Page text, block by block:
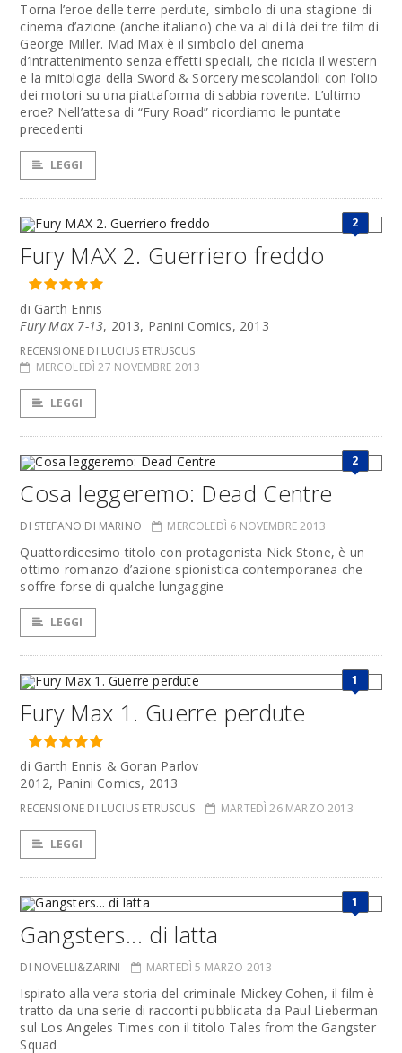
Torna l’eroe delle terre perdute, simbolo di una stagione di
cinema d’azione (anche italiano) che va al di là dei tre film di
George Miller. Mad Max è il simbolo del cinema
d’intrattenimento senza effetti speciali, che ricicla il western
e la mitologia della Sword & Sorcery mescolandoli con l’olio
dei motori su una piattaforma di sabbia rovente. L’ultimo
eroe? Nell’attesa di “Fury Road” ricordiamo le puntate
precedenti
LEGGI
2
Fury MAX 2. Guerriero freddo
di Garth Ennis
Fury Max 7-13, 2013, Panini Comics, 2013
RECENSIONE DI LUCIUS ETRUSCUS
MERCOLEDÌ 27 NOVEMBRE 2013
LEGGI
2
Cosa leggeremo: Dead Centre
DI STEFANO DI MARINO MERCOLEDÌ 6 NOVEMBRE 2013
Quattordicesimo titolo con protagonista Nick Stone, è un
ottimo romanzo d’azione spionistica contemporanea che
soffre forse di qualche lungaggine
LEGGI
1
Fury Max 1. Guerre perdute
di Garth Ennis & Goran Parlov
2012, Panini Comics, 2013
RECENSIONE DI LUCIUS ETRUSCUS MARTEDÌ 26 MARZO 2013
LEGGI
1
Gangsters... di latta
DI NOVELLI&ZARINI MARTEDÌ 5 MARZO 2013
Ispirato alla vera storia del criminale Mickey Cohen, il film è
tratto da una serie di racconti pubblicata da Paul Lieberman
sul Los Angeles Times con il titolo Tales from the Gangster
Squad